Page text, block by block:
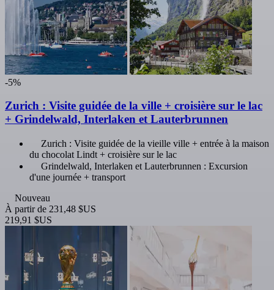
-5%
Zurich : Visite guidée de la ville + croisière sur le lac
+ Grindelwald, Interlaken et Lauterbrunnen
Zurich : Visite guidée de la vieille ville + entrée à la maison
du chocolat Lindt + croisière sur le lac
Grindelwald, Interlaken et Lauterbrunnen : Excursion
d'une journée + transport
Nouveau
À partir de 231,48 $US
219,91 $US